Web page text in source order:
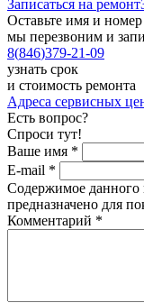
Записаться на ремонт
Оставьте имя и
мы перезвоним и
8(846)379-21-09
узнать срок
и стоимость ремонта
Адреса сервисных
Есть вопрос?
Спроси тут!
Ваше имя *
E-mail *
Содержимое данного
предназначено для
Комментарий *